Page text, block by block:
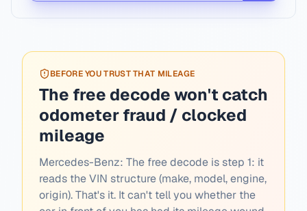
BEFORE YOU TRUST THAT MILEAGE
The free decode won't catch
odometer fraud / clocked
mileage
Mercedes-Benz: The free decode is step 1: it
reads the VIN structure (make, model, engine,
origin). That's it. It can't tell you whether the